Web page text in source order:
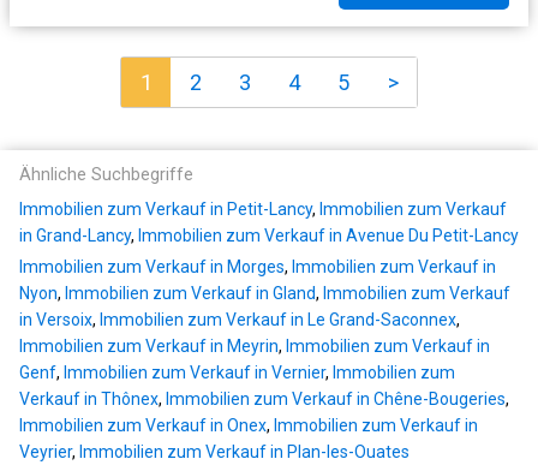
1 2 3 4 5 >
Ähnliche Suchbegriffe
Immobilien zum Verkauf in Petit-Lancy, Immobilien zum Verkauf
in Grand-Lancy, Immobilien zum Verkauf in Avenue Du Petit-Lancy
Immobilien zum Verkauf in Morges, Immobilien zum Verkauf in
Nyon, Immobilien zum Verkauf in Gland, Immobilien zum Verkauf
in Versoix, Immobilien zum Verkauf in Le Grand-Saconnex,
Immobilien zum Verkauf in Meyrin, Immobilien zum Verkauf in
Genf, Immobilien zum Verkauf in Vernier, Immobilien zum
Verkauf in Thônex, Immobilien zum Verkauf in Chêne-Bougeries,
Immobilien zum Verkauf in Onex, Immobilien zum Verkauf in
Veyrier, Immobilien zum Verkauf in Plan-les-Ouates